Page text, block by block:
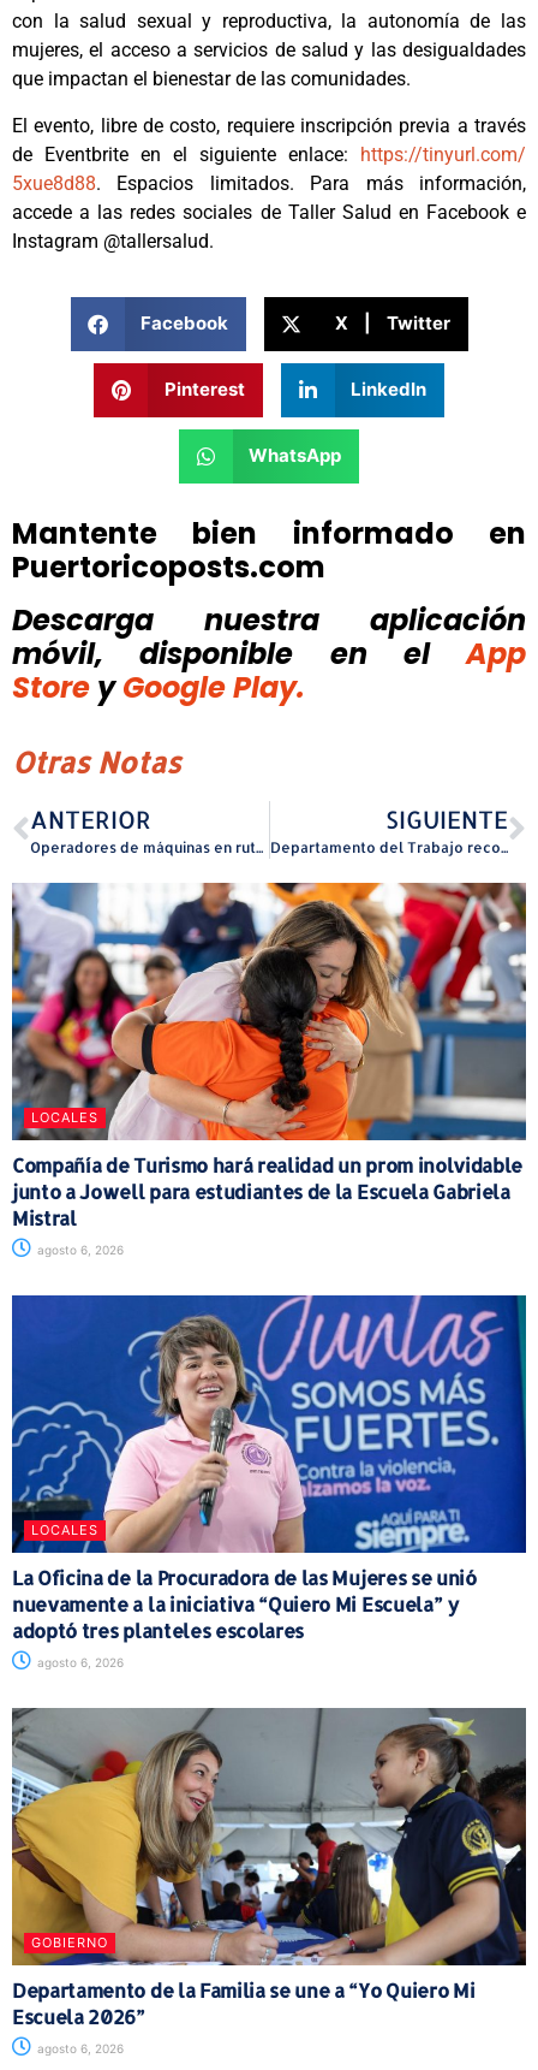
con la salud sexual y reproductiva, la autonomía de las
mujeres, el acceso a servicios de salud y las desigualdades
que impactan el bienestar de las comunidades.
El evento, libre de costo, requiere inscripción previa a través
de Eventbrite en el siguiente enlace: https://tinyurl.com/
5xue8d88. Espacios limitados. Para más información,
accede a las redes sociales de Taller Salud en Facebook e
Instagram @tallersalud.
Facebook X | Twitter
Pinterest LinkedIn
WhatsApp
Mantente bien informado en
Puertoricoposts.com
Descarga nuestra aplicación
móvil, disponible
en el
App
Store y Google Play.
Otras Notas
ANTERIOR
Operadores de máquinas en ruta se apuntan primera victoria judicial contra la Comisión de Juegos
SIGUIENTE
Departamento del Trabajo reconoce el talento estudiantil en certamen que conmemora los 95 años de historia de la agencia Iniciativa promueve la creación de afiche del aniversario de la agencia
LOCALES
Compañía de Turismo hará realidad un prom inolvidable
junto a Jowell para estudiantes de la Escuela Gabriela
Mistral
agosto 6, 2026
LOCALES
La Oficina de la Procuradora de las Mujeres se unió
nuevamente a la iniciativa “Quiero Mi Escuela” y
adoptó tres planteles escolares
agosto 6, 2026
GOBIERNO
Departamento de la Familia se une a “Yo Quiero Mi
Escuela 2026”
agosto 6, 2026